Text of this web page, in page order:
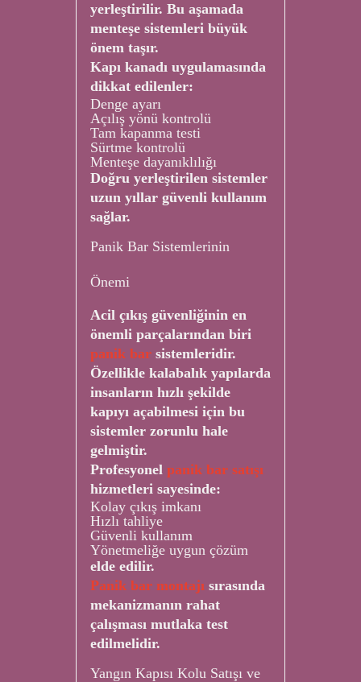
yerleştirilir. Bu aşamada
menteşe sistemleri büyük
önem taşır.
Kapı kanadı uygulamasında
dikkat edilenler:
Denge ayarı
Açılış yönü kontrolü
Tam kapanma testi
Sürtme kontrolü
Menteşe dayanıklılığı
Doğru yerleştirilen sistemler
uzun yıllar güvenli kullanım
sağlar.
Panik Bar Sistemlerinin
Önemi
Acil çıkış güvenliğinin en
önemli parçalarından biri
panik bar sistemleridir.
Özellikle kalabalık yapılarda
insanların hızlı şekilde
kapıyı açabilmesi için bu
sistemler zorunlu hale
gelmiştir.
Profesyonel panik bar satışı
hizmetleri sayesinde:
Kolay çıkış imkanı
Hızlı tahliye
Güvenli kullanım
Yönetmeliğe uygun çözüm
elde edilir.
Panik bar montajı sırasında
mekanizmanın rahat
çalışması mutlaka test
edilmelidir.
Yangın Kapısı Kolu Satışı ve